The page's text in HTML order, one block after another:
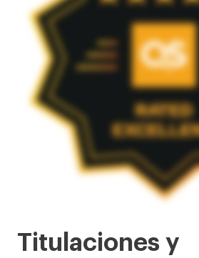
Titulaciones y